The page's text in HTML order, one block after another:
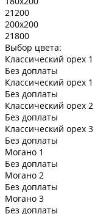
21200
200x200
21800
Выбор цвета:
Классический орех 1
Без доплаты
Классический орех 1
Без доплаты
Классический орех 2
Без доплаты
Классический орех 3
Без доплаты
Могано 1
Без доплаты
Могано 2
Без доплаты
Могано 3
Без доплаты